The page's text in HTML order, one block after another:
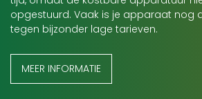
opgestuurd. Vaak is je apparaat nog
tegen bijzonder lage tarieven.
MEER INFORMATIE